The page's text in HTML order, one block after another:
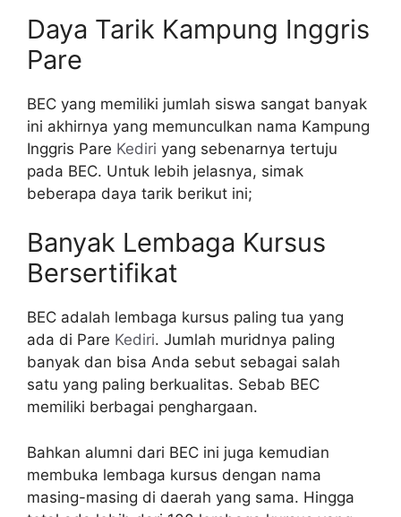
Daya Tarik Kampung Inggris
Pare
BEC yang memiliki jumlah siswa sangat banyak
ini akhirnya yang memunculkan nama Kampung
Inggris Pare Kediri yang sebenarnya tertuju
pada BEC. Untuk lebih jelasnya, simak
beberapa daya tarik berikut ini;
Banyak Lembaga Kursus
Bersertifikat
BEC adalah lembaga kursus paling tua yang
ada di Pare Kediri. Jumlah muridnya paling
banyak dan bisa Anda sebut sebagai salah
satu yang paling berkualitas. Sebab BEC
memiliki berbagai penghargaan.
Bahkan alumni dari BEC ini juga kemudian
membuka lembaga kursus dengan nama
masing-masing di daerah yang sama. Hingga